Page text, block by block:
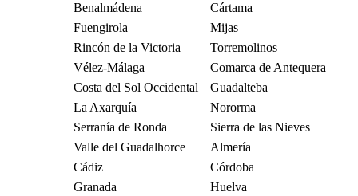
Benalmádena
Cártama
Fuengirola
Mijas
Rincón de la Victoria
Torremolinos
Vélez-Málaga
Comarca de Antequera
Costa del Sol Occidental
Guadalteba
La Axarquía
Nororma
Serranía de Ronda
Sierra de las Nieves
Valle del Guadalhorce
Almería
Cádiz
Córdoba
Granada
Huelva